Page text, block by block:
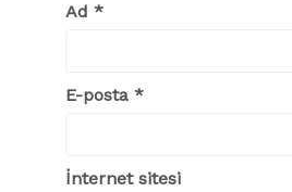
Ad *
E-posta *
İnternet sitesi